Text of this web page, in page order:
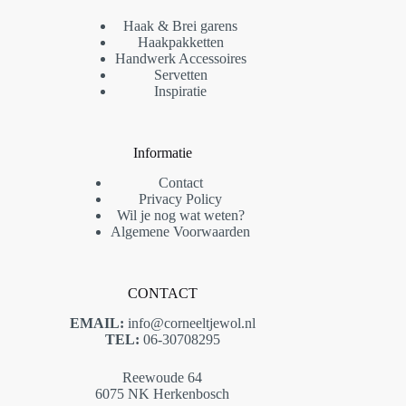
Haak & Brei garens
Haakpakketten
Handwerk Accessoires
Servetten
Inspiratie
Informatie
Contact
Privacy Policy
Wil je nog wat weten?
Algemene Voorwaarden
CONTACT
EMAIL: info@corneeltjewol.nl
TEL: 06-30708295
Reewoude 64
6075 NK Herkenbosch